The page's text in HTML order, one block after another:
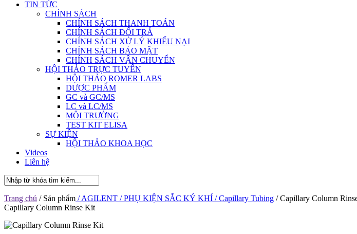
TIN TỨC
CHÍNH SÁCH
CHÍNH SÁCH THANH TOÁN
CHÍNH SÁCH ĐỔI TRẢ
CHÍNH SÁCH XỬ LÝ KHIẾU NẠI
CHÍNH SÁCH BẢO MẬT
CHÍNH SÁCH VẬN CHUYỂN
HỘI THẢO TRỰC TUYẾN
HỘI THẢO ROMER LABS
DƯỢC PHẨM
GC và GC/MS
LC và LC/MS
MÔI TRƯỜNG
TEST KIT ELISA
SỰ KIỆN
HỘI THẢO KHOA HỌC
Videos
Liên hệ
Trang chủ / Sản phẩm / AGILENT / PHỤ KIỆN SẮC KÝ KHÍ / Capillary Tubing / Capillary Column
Capillary Column Rinse Kit